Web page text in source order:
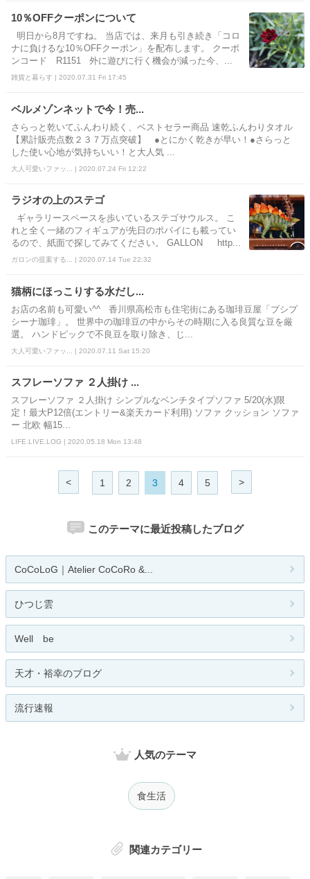
10％OFFクーポンについて
明日から8月ですね。 当店では、来月も引き続き「コロ
ナに負けるな10％OFFクーポン」を配布します。 クーポ
ンコード R1151 外に遊びに行く機会が減った今、...
雑貨と暮らす | 2020.07.31 Fri 17:45
ベルメゾンネットで今！売...
さらっと乾いてふんわり続く、ベストセラー商品 速乾ふんわりタオル
【累計販売点数２３７万点突破】 ●とにかく乾きが早い！●さらっと
した使い心地が気持ちいい！と大人気 ...
大人可愛いファッ... | 2020.07.24 Fri 12:22
ラジオの上のステゴ
ギャラリースペースを歩いているステゴサウルス。 こ
れと全く一緒のフィギュアが先日のポパイにも載ってい
るので、紙面で探してみてください。 GALLON http...
ガロンの提案する... | 2020.07.14 Tue 22:32
猫柄にほっこりする水だし...
お店の名前も可愛い^^ 香川県高松市も住宅街にある珈琲豆屋「プシプ
シーナ珈琲」。 世界中の珈琲豆の中からその時期に入る良質な豆を厳
選。 ハンドピックで不良豆を取り除き、じ...
大人可愛いファッ... | 2020.07.11 Sat 15:20
スフレーソファ ２人掛け ...
スフレーソファ ２人掛け シンプルなベンチタイプソファ 5/20(水)限
定！最大P12倍(エントリー&楽天カード利用) ソファ クッション ソファ
ー 北欧 幅15...
LIFE.LIVE.LOG | 2020.05.18 Mon 13:48
< 1 2 3 4 5 >
このテーマに最近投稿したブログ
CoCoLoG｜Atelier CoCoRo &...
ひつじ雲
Well be
天才・裕幸のブログ
流行速報
人気のテーマ
食生活
関連カテゴリー